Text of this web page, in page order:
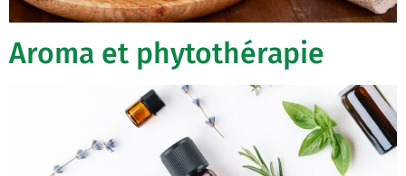
Aroma et phytothérapie